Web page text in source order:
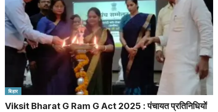
बिहार
Viksit Bharat G Ram G Act 2025 : पंचायत प्रतिनिधियों